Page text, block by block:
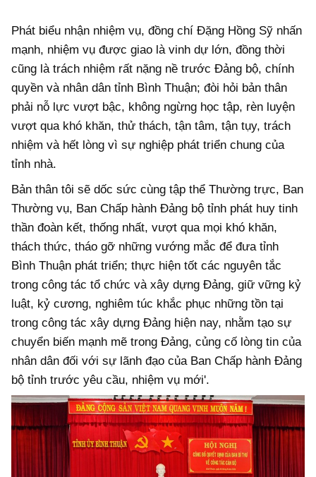
Phát biểu nhận nhiệm vụ, đồng chí Đặng Hồng Sỹ nhấn
mạnh, nhiệm vụ được giao là vinh dự lớn, đồng thời
cũng là trách nhiệm rất nặng nề trước Đảng bộ, chính
quyền và nhân dân tỉnh Bình Thuận; đòi hỏi bản thân
phải nỗ lực vượt bậc, không ngừng học tập, rèn luyện
vượt qua khó khăn, thử thách, tận tâm, tận tụy, trách
nhiệm và hết lòng vì sự nghiệp phát triển chung của
tỉnh nhà.
Bản thân tôi sẽ dốc sức cùng tập thể Thường trực, Ban
Thường vụ, Ban Chấp hành Đảng bộ tỉnh phát huy tinh
thần đoàn kết, thống nhất, vượt qua mọi khó khăn,
thách thức, tháo gỡ những vướng mắc để đưa tỉnh
Bình Thuận phát triển; thực hiện tốt các nguyên tắc
trong công tác tổ chức và xây dựng Đảng, giữ vững kỷ
luật, kỷ cương, nghiêm túc khắc phục những tồn tại
trong công tác xây dựng Đảng hiện nay, nhằm tạo sự
chuyển biến mạnh mẽ trong Đảng, củng cố lòng tin của
nhân dân đối với sự lãnh đạo của Ban Chấp hành Đảng
bộ tỉnh trước yêu cầu, nhiệm vụ mới'.